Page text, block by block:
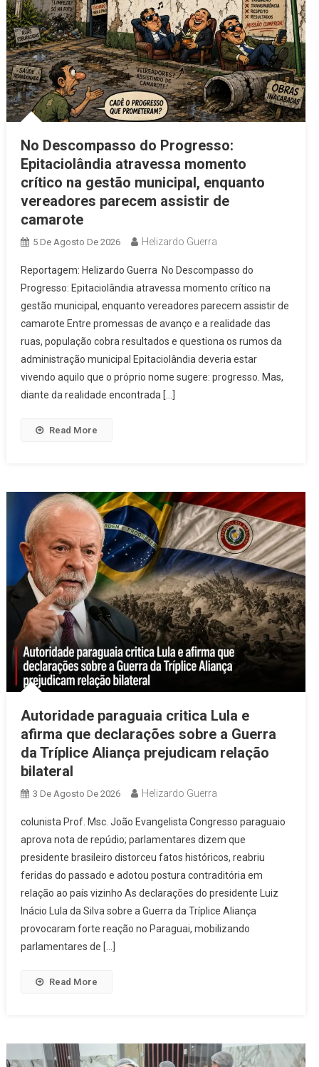
No Descompasso do Progresso:
Epitaciolândia atravessa momento
crítico na gestão municipal, enquanto
vereadores parecem assistir de
camarote
5 De Agosto De 2026 Helizardo Guerra
Reportagem: Helizardo Guerra No Descompasso do
Progresso: Epitaciolândia atravessa momento crítico na
gestão municipal, enquanto vereadores parecem assistir de
camarote Entre promessas de avanço e a realidade das
ruas, população cobra resultados e questiona os rumos da
administração municipal Epitaciolândia deveria estar
vivendo aquilo que o próprio nome sugere: progresso. Mas,
diante da realidade encontrada […]
Read More
Autoridade paraguaia critica Lula e
afirma que declarações sobre a Guerra
da Tríplice Aliança prejudicam relação
bilateral
3 De Agosto De 2026 Helizardo Guerra
colunista Prof. Msc. João Evangelista Congresso paraguaio
aprova nota de repúdio; parlamentares dizem que
presidente brasileiro distorceu fatos históricos, reabriu
feridas do passado e adotou postura contraditória em
relação ao país vizinho As declarações do presidente Luiz
Inácio Lula da Silva sobre a Guerra da Tríplice Aliança
provocaram forte reação no Paraguai, mobilizando
parlamentares de […]
Read More